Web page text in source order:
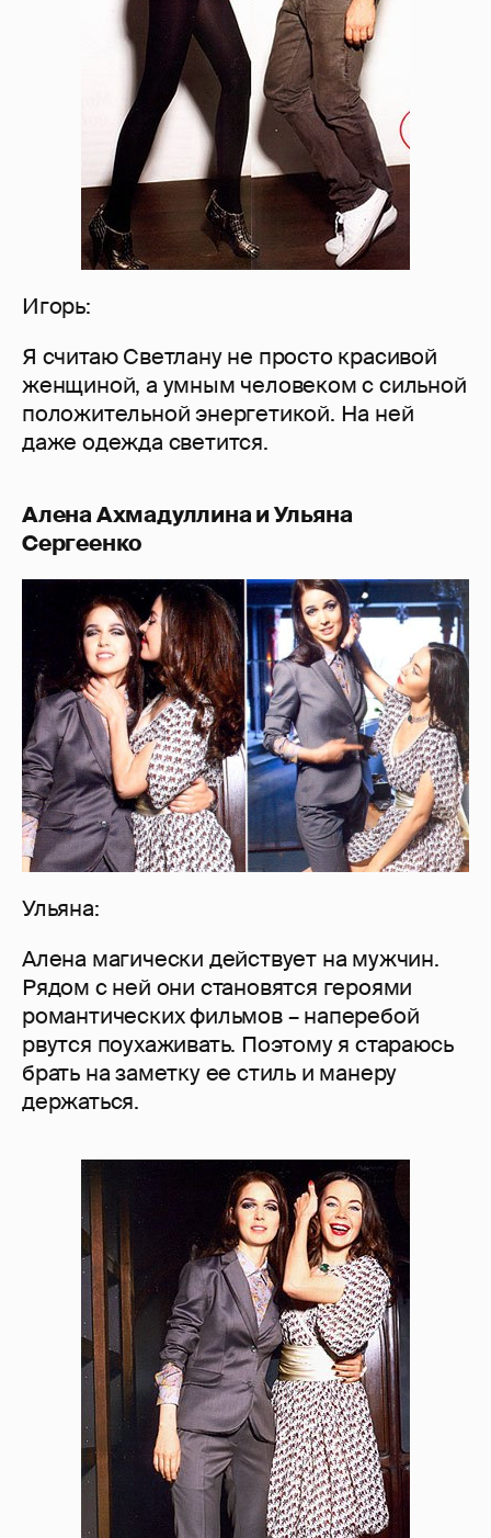
Игорь:
Я считаю Светлану не просто красивой
женщиной, а умным человеком с сильной
положительной энергетикой. На ней
даже одежда светится.
Алена Ахмадуллина и Ульяна
Сергеенко
Ульяна:
Алена магически действует на мужчин.
Рядом с ней они становятся героями
романтических фильмов – наперебой
рвутся поухаживать. Поэтому я стараюсь
брать на заметку ее стиль и манеру
держаться.